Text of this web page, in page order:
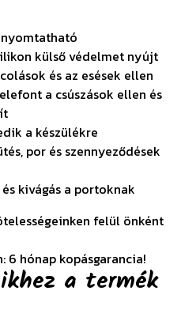
külső védelmet nyújt
és az esések ellen
a csúszások ellen és
a készülékre
por és szennyeződések
kivágás a portoknak
felül önként
6 hónap kopásgarancia!
a termék